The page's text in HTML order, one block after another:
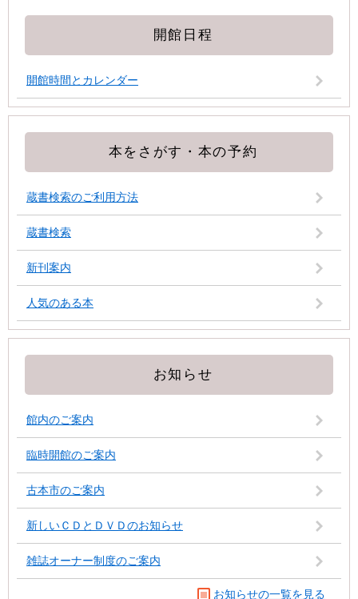
開館日程
開館時間とカレンダー
本をさがす・本の予約
蔵書検索のご利用方法
蔵書検索
新刊案内
人気のある本
お知らせ
館内のご案内
臨時開館のご案内
古本市のご案内
新しいＣＤとＤＶＤのお知らせ
雑誌オーナー制度のご案内
お知らせの一覧を見る